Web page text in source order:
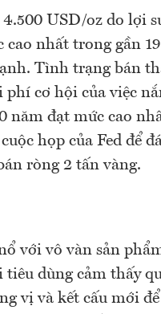
USD/oz do lợi
nhất trong gần
Tình trạng bán
cơ hội của việc
năm đạt mức cao
họp của Fed để
ròng 2 tấn vàng.
với vô vàn sản
dùng cảm thấy
vị và kết cấu mới